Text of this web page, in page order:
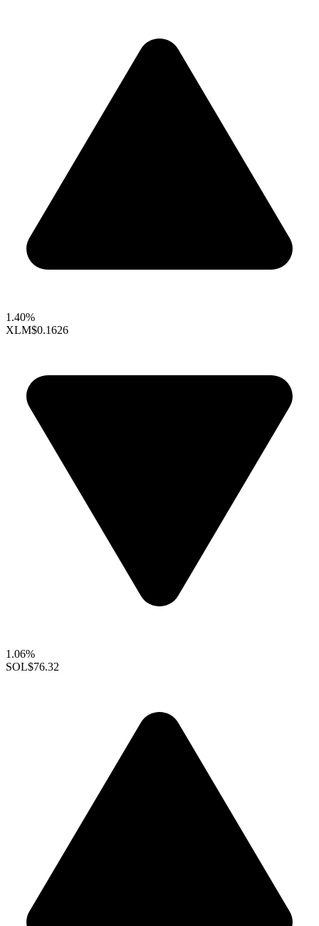
1.40%
XLM$0.1626
1.06%
SOL$76.32